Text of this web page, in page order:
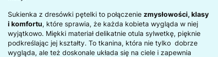
Sukienka z dresówki pętelki to połączenie zmysłowości, klasy
i komfortu, które sprawia, że każda kobieta wygląda w niej
wyjątkowo. Miękki materiał delikatnie otula sylwetkę, pięknie
podkreślając jej kształty. To tkanina, która nie tylko dobrze
wygląda, ale też doskonale układa się na ciele i zapewnia